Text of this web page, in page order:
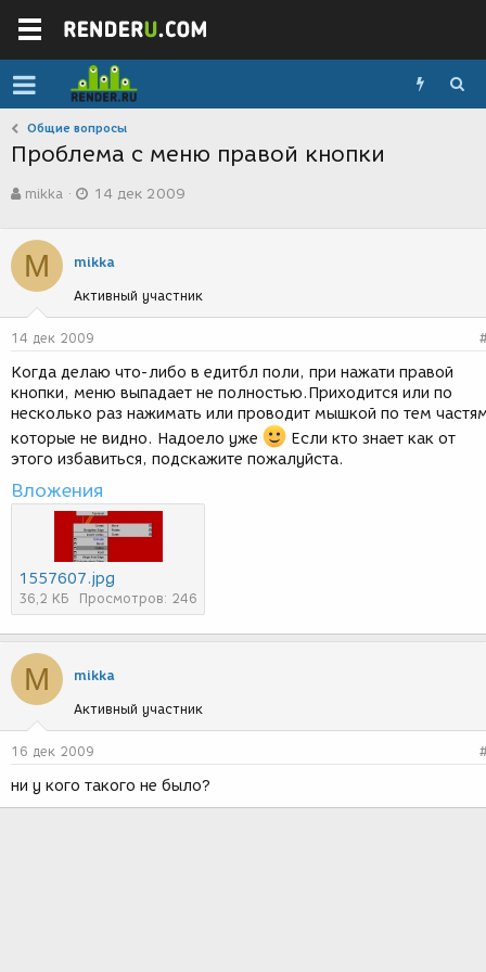
Общие вопросы
Проблема с меню правой кнопки
в
о
р
т
е
м
ы
mikka
а
с
з
д
а
и
я
14 дек 2009
M mikka
Активный участник
14 дек 2009
Когда делаю что-либо в едитбл поли, при нажати правой
кнопки, меню выпадает не полностью.Приходится или по
несколько раз нажимать или проводит мышкой по тем
которые не видно. Надоело уже
Если кто знает как от
этого избавиться, подскажите пожалуйста.
Вложения
1557607.jpg
36,2 КБ Просмотров: 246
M mikka
Активный участник
16 дек 2009
ни у кого такого не было?